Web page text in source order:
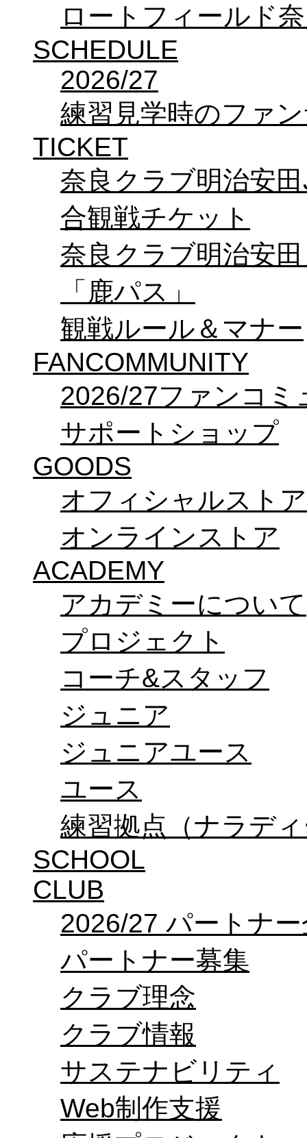
ロートフィールド
SCHEDULE
2026/27
練習見学時のファ
TICKET
奈良クラブ明治安
合観戦チケット
奈良クラブ明治安
「鹿パス」
観戦ルール＆マナー
FANCOMMUNITY
2026/27ファンコミ
サポートショップ
GOODS
オフィシャルスト
オンラインストア
ACADEMY
アカデミーについて
プロジェクト
コーチ&スタッフ
ジュニア
ジュニアユース
ユース
練習拠点（ナラデ
SCHOOL
CLUB
2026/27 パートナ
パートナー募集
クラブ理念
クラブ情報
サステナビリティ
Web制作支援